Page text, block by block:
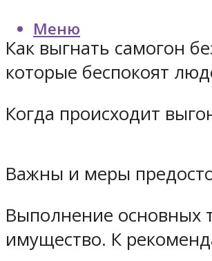
Меню
Как выгнать самогон
которые беспокоят
Когда происходит
Важны и меры
Выполнение основных
имущество. К